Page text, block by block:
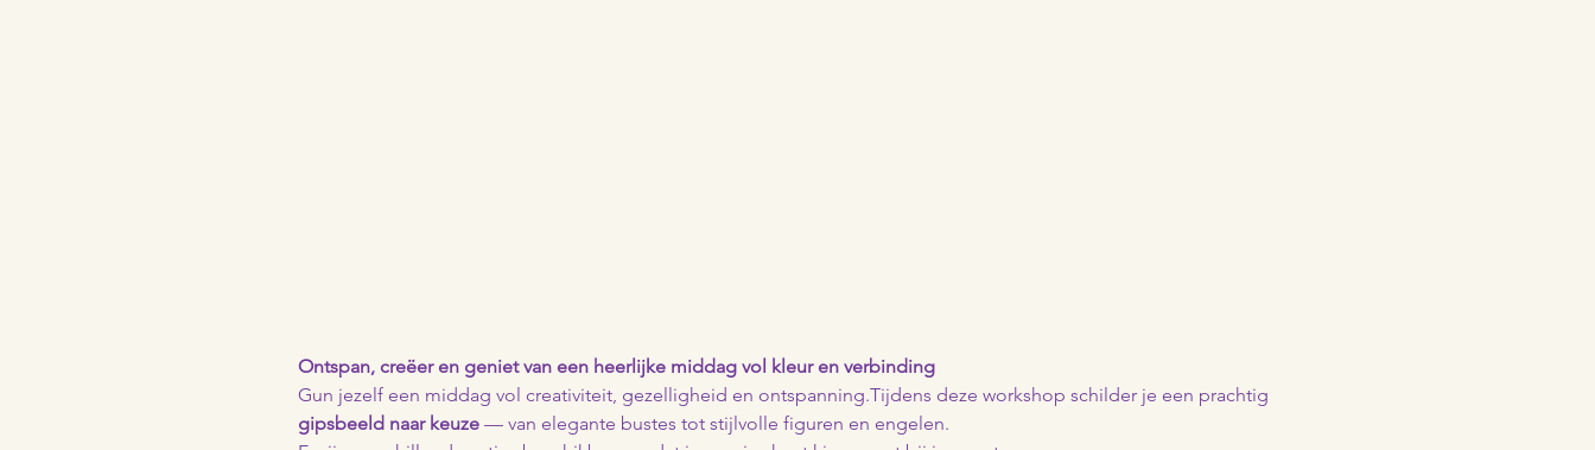
Ontspan, creëer en geniet van een heerlijke middag vol kleur en verbinding
Gun jezelf een middag vol creativiteit, gezelligheid en ontspanning.Tijdens deze workshop schilder je een prachtig
gipsbeeld naar keuze — van elegante bustes tot stijlvolle figuren en engelen.